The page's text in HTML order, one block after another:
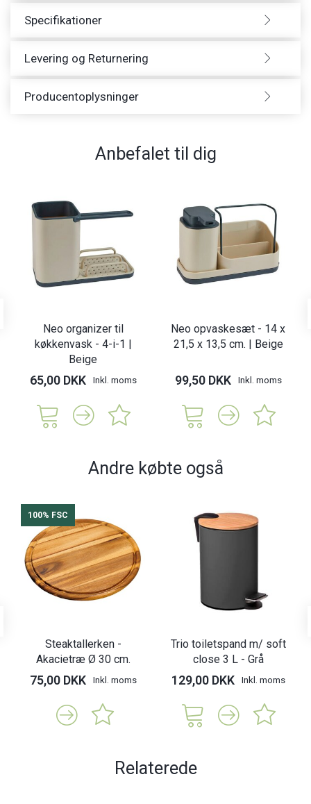
Specifikationer
Levering og Returnering
Producentoplysninger
Anbefalet til dig
Neo organizer til
køkkenvask - 4-i-1 |
Beige
65,00 DKK Inkl. moms
Neo opvaskesæt - 14 x
21,5 x 13,5 cm. | Beige
99,50 DKK Inkl. moms
Andre købte også
100% FSC
Steaktallerken -
Akacietræ Ø 30 cm.
75,00 DKK Inkl. moms
Trio toiletspand m/ soft
close 3 L - Grå
129,00 DKK Inkl. moms
Relaterede